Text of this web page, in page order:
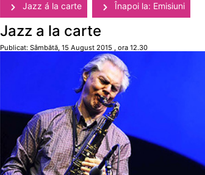
Jazz á la carte Înapoi la: Emisiuni
Jazz a la carte
Publicat: Sâmbătă, 15 August 2015 , ora 12.30